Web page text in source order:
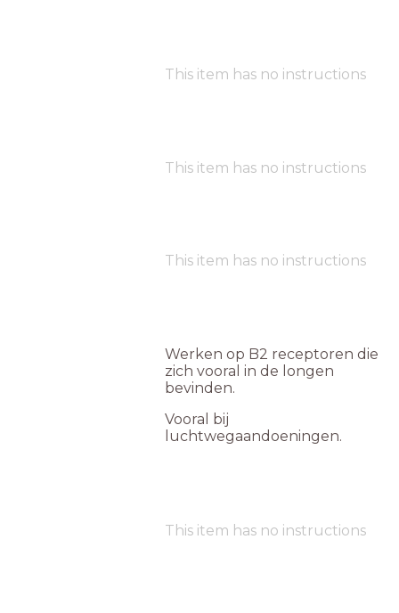
This item has no instructions
This item has no instructions
This item has no instructions
Werken op B2 receptoren die
zich vooral in de longen
bevinden.
Vooral bij
luchtwegaandoeningen.
This item has no instructions